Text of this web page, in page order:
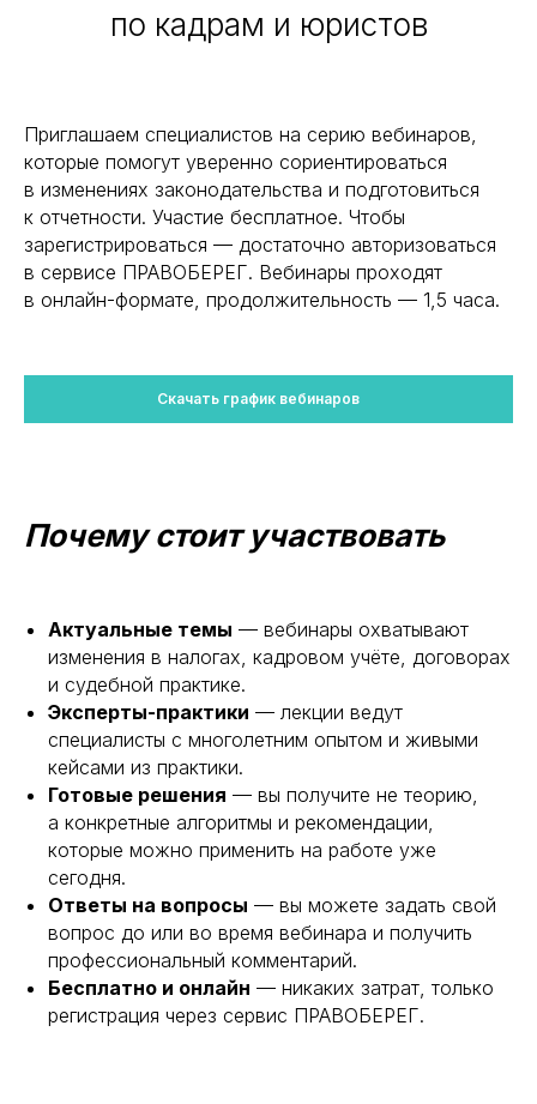
по кадрам и юристов
Приглашаем специалистов на серию вебинаров,
которые помогут уверенно сориентироваться
в изменениях законодательства и подготовиться
к отчетности. Участие бесплатное. Чтобы
зарегистрироваться — достаточно авторизоваться
в сервисе ПРАВОБЕРЕГ. Вебинары проходят
в онлайн-формате, продолжительность — 1,5 часа.
Скачать график вебинаров
Почему стоит участвовать
Актуальные темы — вебинары охватывают
изменения в налогах, кадровом учёте, договорах
и судебной практике.
Эксперты-практики — лекции ведут
специалисты с многолетним опытом и живыми
кейсами из практики.
Готовые решения — вы получите не теорию,
а конкретные алгоритмы и рекомендации,
которые можно применить на работе уже
сегодня.
Ответы на вопросы — вы можете задать свой
вопрос до или во время вебинара и получить
профессиональный комментарий.
Бесплатно и онлайн — никаких затрат, только
регистрация через сервис ПРАВОБЕРЕГ.